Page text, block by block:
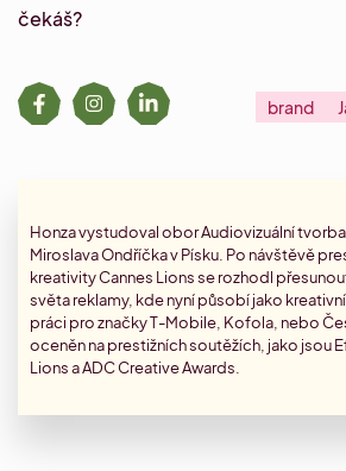
čekáš?
brand
Honza vystudoval obor Audiovizuální
Miroslava Ondříčka v Písku. Po návštěvě
kreativity Cannes Lions se rozhodl
světa reklamy, kde nyní působí jako
práci pro značky T-Mobile, Kofola, nebo
oceněn na prestižních soutěžích, jako jsou
Lions a ADC Creative Awards.